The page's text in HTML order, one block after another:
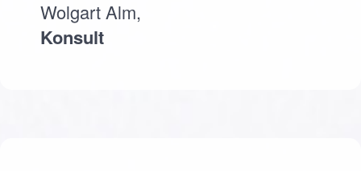
Wolgart Alm,
Konsult